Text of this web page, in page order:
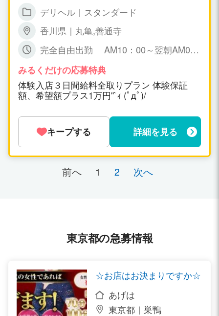
０００円以上可 ▼月給１００万円以上可
▼時給１０，０００円～ ▼保証制度有り
万が一、暇な場合も保証給が出ます。永
久保証。 日給５０，０００円～１００，
０００円保証可能！ ▼一日だけの体験入
店ＯＫ！(体験入店給料全取り期間あ
り！) ▼オプション料金、チップ等は10
0％女の子取り。
デリヘル｜スタンダード
香川県｜丸亀,善通寺
完全自由出勤 AM10：00～翌朝AM0
も女の子の自由です！
みるくだけの応募特典
体験入店３日間給料全取りプラン 体験保証
額、希望額プラス1万円''`ｨ (ﾟдﾟ)/
キープする 詳細を見る
前へ 1 2 次へ
東京都の急募情報
☆お店はお決まりですか☆
あげは
東京都｜巣鴨